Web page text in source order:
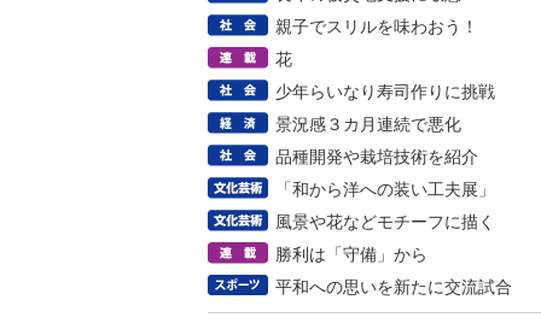
親子でスリルを味わおう！
花
少年らいなり寿司作りに挑戦
景況感３カ月連続で悪化
品種開発や栽培技術を紹介
「和から洋への装い工夫展」
風景や花などモチーフに描く
勝利は「守備」から
平和への思いを新たに交流試合